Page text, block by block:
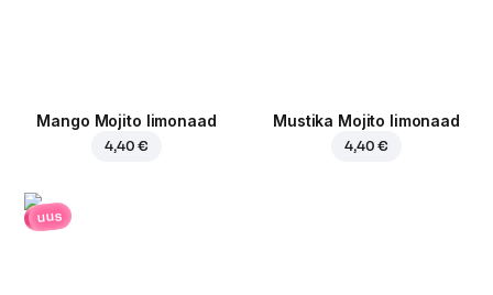
Mango Mojito limonaad
4,40 €
Mustika Mojito limonaad
4,40 €
uus